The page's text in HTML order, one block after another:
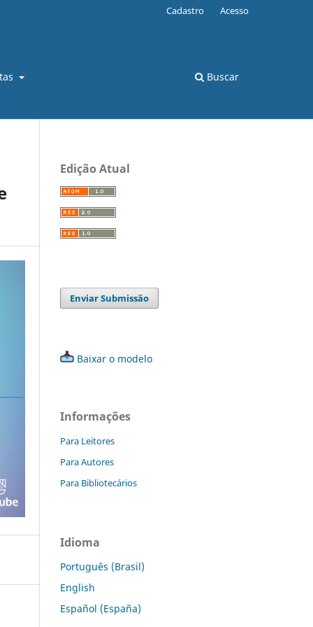
Buscar
Cadastro Acesso
Edição Atual
Enviar Submissão
Baixar o modelo
Informações
Para Leitores
Para Autores
Para Bibliotecários
Idioma
Português (Brasil)
English
Español (España)